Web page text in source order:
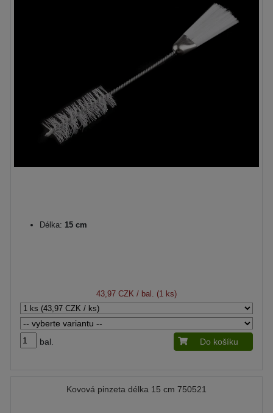
Délka: 15 cm
43,97 CZK / bal. (1 ks)
bal. Do košíku
Kovová pinzeta délka 15 cm 750521